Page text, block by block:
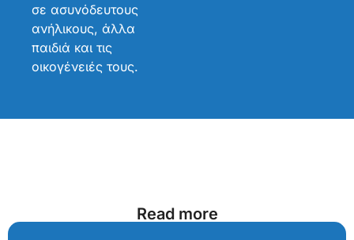
σε ασυνόδευτους
ανήλικους, άλλα
παιδιά και τις
οικογένειές τους.
Read more